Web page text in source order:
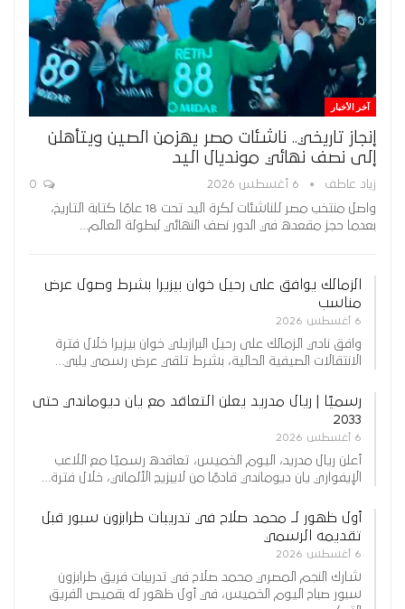
آخر الأخبار
إنجاز تاريخي.. ناشئات مصر يهزمن الصين ويتأهلن
إلى نصف نهائي مونديال اليد
زياد عاطف 6 أغسطس 2026
واصل منتخب مصر للناشئات لكرة اليد تحت 18 عامًا كتابة التاريخ،
بعدما حجز مقعده في الدور نصف النهائي لبطولة العالم…
الزمالك يوافق على رحيل خوان بيزيرا بشرط وصول عرض
مناسب
6 أغسطس 2026
وافق نادي الزمالك على رحيل البرازيلي خوان بيزيرا خلال فترة
الانتقالات الصيفية الحالية، بشرط تلقي عرض رسمي يلبي…
رسميًا | ريال مدريد يعلن التعاقد مع يان ديوماندي حتى
2033
6 أغسطس 2026
أعلن ريال مدريد، اليوم الخميس، تعاقده رسميًا مع اللاعب
الإيفواري يان ديوماندي قادمًا من لايبزيج الألماني، خلال فترة…
أول ظهور لـ محمد صلاح في تدريبات طرابزون سبور قبل
تقديمه الرسمي
6 أغسطس 2026
شارك النجم المصري محمد صلاح في تدريبات فريق طرابزون
سبور صباح اليوم الخميس، في أول ظهور له بقميص الفريق